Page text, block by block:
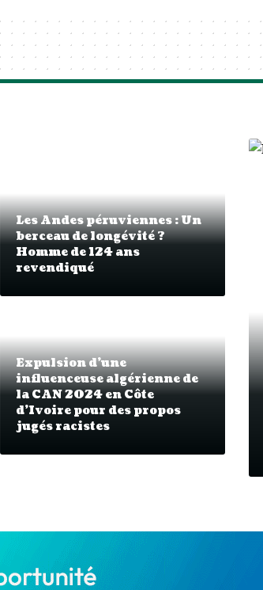
Les Andes péruviennes : Un
berceau de longévité ?
Homme de 124 ans
revendiqué
Expulsion d’une
influenceuse algérienne de
la CAN 2024 en Côte
d’Ivoire pour des propos
jugés racistes